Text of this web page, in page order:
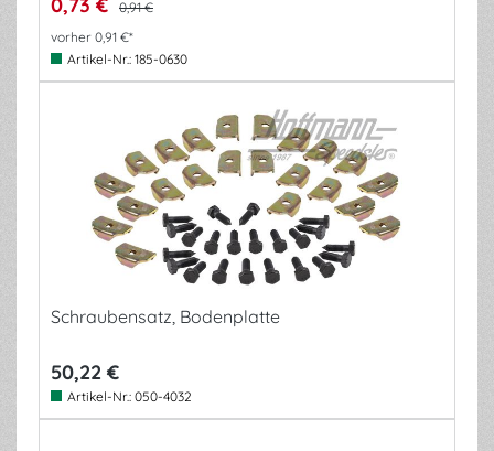
0,91 €
vorher 0,91 €*
Artikel-Nr.: 185-0630
Schraubensatz, Bodenplatte
50,22 €
Artikel-Nr.: 050-4032